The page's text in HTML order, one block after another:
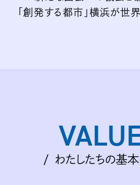
「創発する都市」横浜が世
わたしたちの基